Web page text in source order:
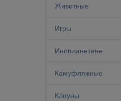
Животные
Игры
Инопланетяне
Камуфляжные
Клоуны